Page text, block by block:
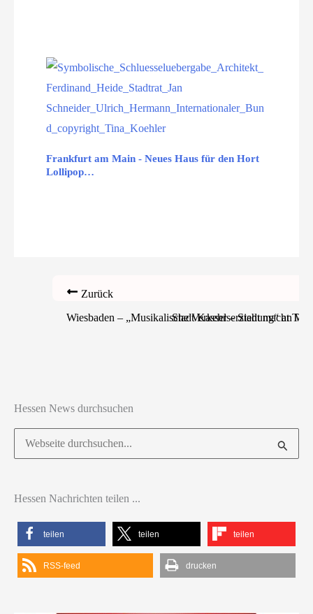
Frankfurt am Main - Neues Haus für den Hort
Lollipop…
Zurück
Wiesbaden – „Musikalische Verkehrserziehung“ an
Stadt Kassel – Stadt macht
Hessen News durchsuchen
Suchen
nach:
Hessen Nachrichten teilen ...
teilen teilen teilen
RSS-feed drucken